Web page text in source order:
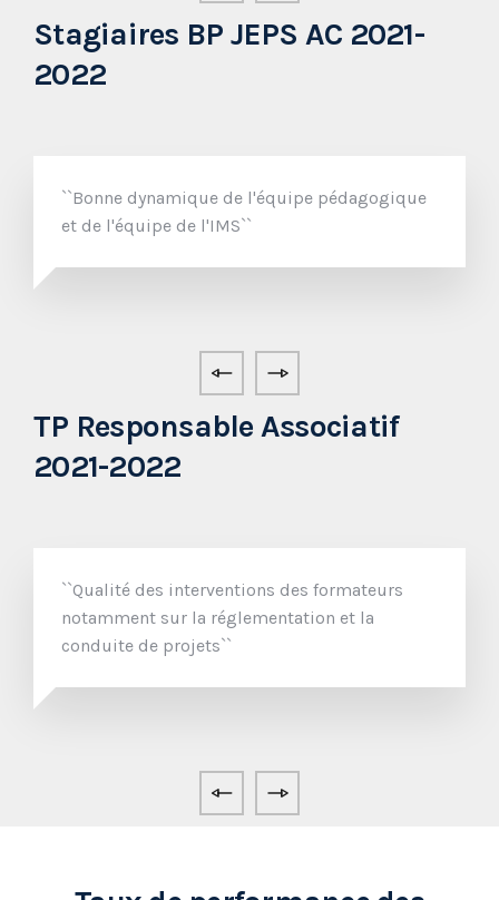
Stagiaires BP JEPS AC 2021-
2022
``Bonne dynamique de l'équipe pédagogique
et de l'équipe de l'IMS``
TP Responsable Associatif
2021-2022
``Qualité des interventions des formateurs
notamment sur la réglementation et la
conduite de projets``